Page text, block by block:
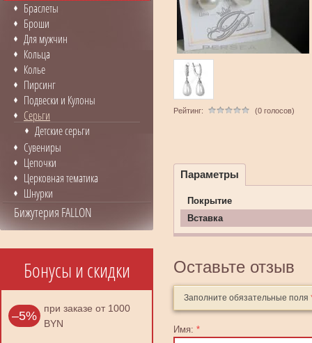
Рейтинг: (0 голосов)
Параметры
Покрытие
Вставка
Оставьте отзыв
Заполните обязательные поля
Имя: *
Браслеты
Броши
Для мужчин
Кольца
Колье
Пирсинг
Подвески и Кулоны
Серьги
Детские серьги
Сувениры
Цепочки
Церковная тематика
Шнурки
Бижутерия FALLON
Бонусы и скидки
–5%
при заказе от 1000
BYN